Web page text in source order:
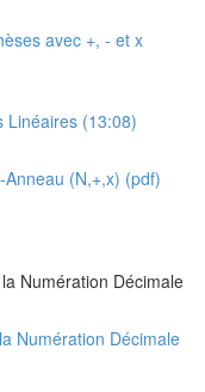
avec +, - et x
Linéaires (13:08)
(N,+,x) (pdf)
Numération Décimale
Numération Décimale